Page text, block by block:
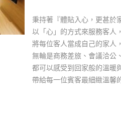
秉持著『體貼入心，更甚於
以「心」的方式來服務客人，
將每位客人當成自己的家人，
無輪是商務差旅、會議洽公
都可以感受到回家般的溫暖
帶給每一位賓客最細緻溫馨